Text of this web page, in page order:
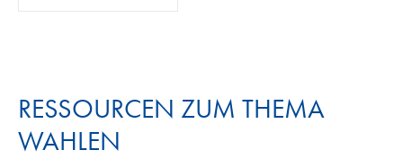
RESSOURCEN ZUM THEMA
WAHLEN